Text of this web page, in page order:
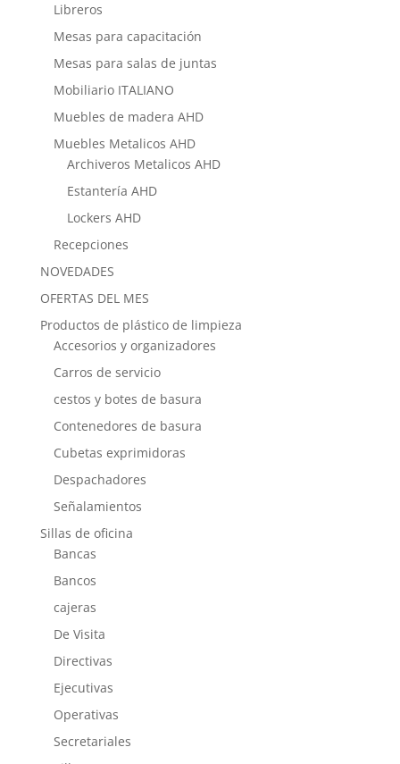
Libreros
Mesas para capacitación
Mesas para salas de juntas
Mobiliario ITALIANO
Muebles de madera AHD
Muebles Metalicos AHD
Archiveros Metalicos AHD
Estantería AHD
Lockers AHD
Recepciones
NOVEDADES
OFERTAS DEL MES
Productos de plástico de limpieza
Accesorios y organizadores
Carros de servicio
cestos y botes de basura
Contenedores de basura
Cubetas exprimidoras
Despachadores
Señalamientos
Sillas de oficina
Bancas
Bancos
cajeras
De Visita
Directivas
Ejecutivas
Operativas
Secretariales